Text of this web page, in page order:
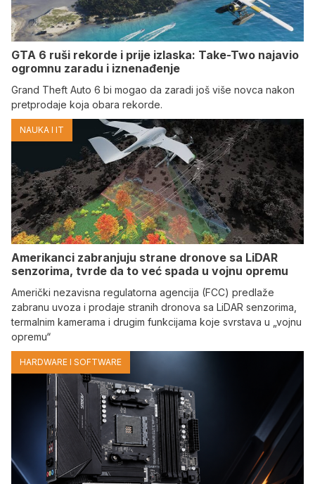
GTA 6 ruši rekorde i prije izlaska: Take-Two najavio
ogromnu zaradu i iznenađenje
Grand Theft Auto 6 bi mogao da zaradi još više novca nakon
pretprodaje koja obara rekorde.
NAUKA I IT
Amerikanci zabranjuju strane dronove sa LiDAR
senzorima, tvrde da to već spada u vojnu opremu
Američki nezavisna regulatorna agencija (FCC) predlaže
zabranu uvoza i prodaje stranih dronova sa LiDAR senzorima,
termalnim kamerama i drugim funkcijama koje svrstava u „vojnu
opremu“
HARDWARE I SOFTWARE